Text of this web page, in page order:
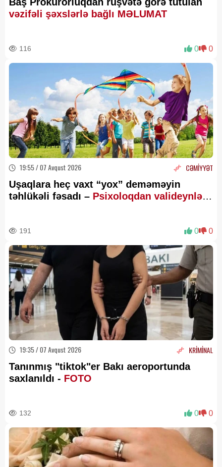
vəzifəli şəxslərlə bağlı MƏLUMAT
116 0 0
19:55 / 07 Avqust 2026 CƏMİYYƏT
Uşaqlara heç vaxt “yox” deməməyin
təhlükəli fəsadı – Psixoloqdan valideynlərə
191 0 0
19:35 / 07 Avqust 2026 KRİMİNAL
Tanınmış "tiktok"er Bakı aeroportunda
saxlanıldı - FOTO
132 0 0